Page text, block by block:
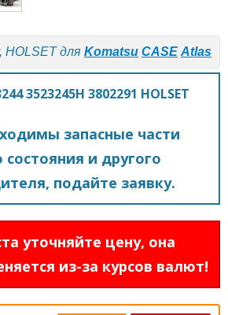
HOLSET для Komatsu CASE Atlas
3523245H 3802291 HOLSET
запасные части
состояния и другого
подайте заявку.
уточняйте цену, она
из-за курсов валют!